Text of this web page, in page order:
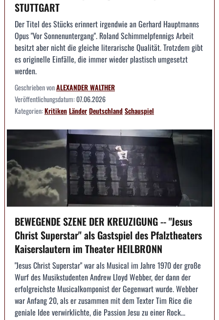
STUTTGART
Der Titel des Stücks erinnert irgendwie an Gerhard Hauptmanns
Opus "Vor Sonnenuntergang". Roland Schimmelpfennigs Arbeit
besitzt aber nicht die gleiche literarische Qualität. Trotzdem gibt
es originelle Einfälle, die immer wieder plastisch umgesetzt
werden.
Geschrieben vonALEXANDER WALTHER
Veröffentlichungsdatum:07.06.2026
Kategorien:KritikenLänderDeutschlandSchauspiel
BEWEGENDE SZENE DER KREUZIGUNG -- "Jesus
Christ Superstar" als Gastspiel des Pfalztheaters
Kaiserslautern im Theater HEILBRONN
"Jesus Christ Superstar" war als Musical im Jahre 1970 der große
Wurf des Musikstudenten Andrew Lloyd Webber, der dann der
erfolgreichste Musicalkomponist der Gegenwart wurde. Webber
war Anfang 20, als er zusammen mit dem Texter Tim Rice die
geniale Idee verwirklichte, die Passion Jesu zu einer Rock...